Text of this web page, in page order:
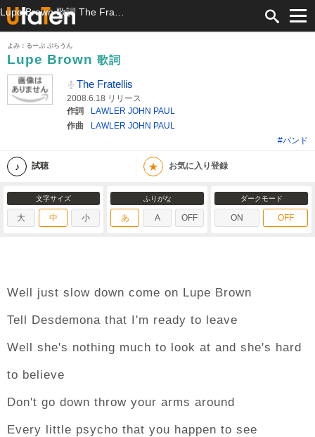
よみ：るーぷ ぶらうん
Lupe Brown 歌詞
The Fratellis
2008.6.18 リリース
作詞
LAWLER JOHN PAUL
作曲
LAWLER JOHN PAUL
#バンド
試聴 ★ お気に入り登録
文字サイズ
大 中 小
ふりがな
あ A OFF
ダークモード
ON OFF
Well just slow down come on Lupe Brown
Tell Desdemona that I'm ready to leave
Well she's nothing much to look at and she's hard
to believe
Don't go down throw your arms around
Every little psycho that you happen to see